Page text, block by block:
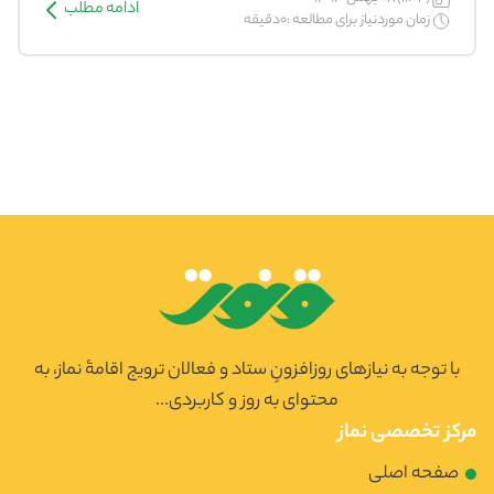
زمان موردنیاز برای مطالعه :0دقیقه
ادامه مطلب
با توجه به نیازهای روزافزونِ ستاد و فعالان ترویج اقامۀ نماز، به
محتوای به روز و کاربردی...
مرکز تخصصی نماز
صفحه اصلی